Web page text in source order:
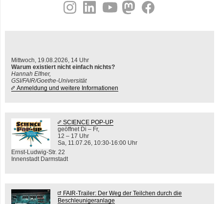
youtube
helmholtz.social
facebook
Mittwoch, 19.08.2026, 14 Uhr
Warum existiert nicht einfach nichts?
Hannah Elfner,
GSI/FAIR/Goethe-Universität
Anmeldung und weitere Informationen
SCIENCE POP-UP
geöffnet Di – Fr,
12 – 17 Uhr
Sa, 11.07.26, 10:30-16:00 Uhr
Ernst-Ludwig-Str. 22
Innenstadt Darmstadt
FAIR-Trailer: Der Weg der Teilchen durch die
Beschleunigeranlage